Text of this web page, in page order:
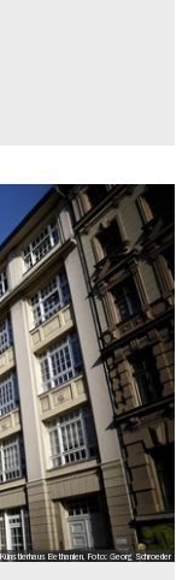
Bethanien, Foto: Georg Schroeder